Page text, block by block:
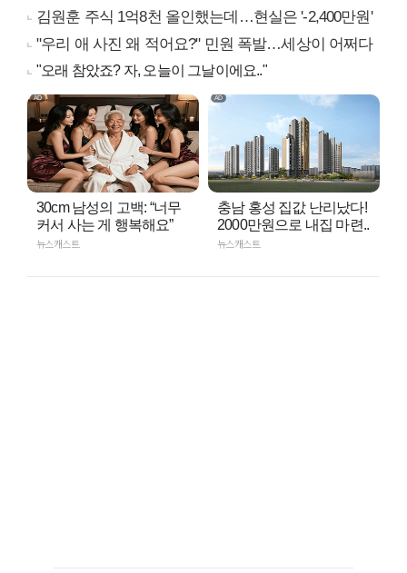
김원훈 주식 1억8천 올인했는데…현실은 '-2,400만원'
"우리 애 사진 왜 적어요?" 민원 폭발…세상이 어쩌다
"오래 참았죠? 자, 오늘이 그날이에요.."
30cm 남성의 고백: “너무
커서 사는 게 행복해요”
뉴스캐스트
충남 홍성 집값 난리났다!
2000만원으로 내집 마련..
뉴스캐스트